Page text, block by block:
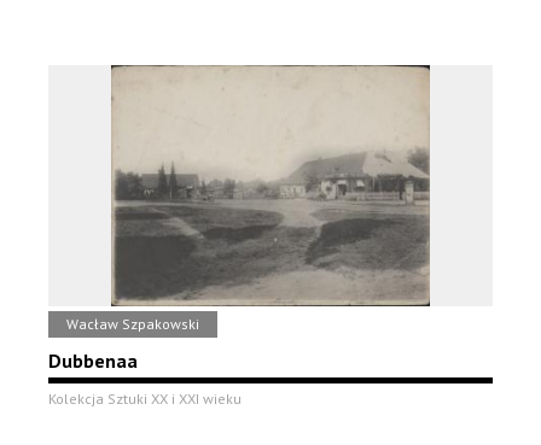
Wacław Szpakowski
Dubbenaa
Kolekcja Sztuki XX i XXI wieku